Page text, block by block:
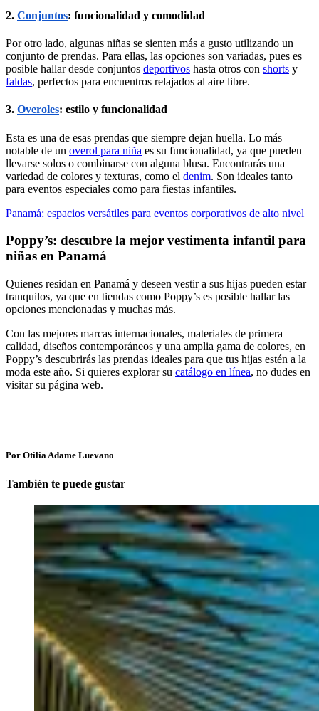
2. Conjuntos: funcionalidad y comodidad
Por otro lado, algunas niñas se sienten más a gusto utilizando un
conjunto de prendas. Para ellas, las opciones son variadas, pues es
posible hallar desde conjuntos deportivos hasta otros con shorts y
faldas, perfectos para encuentros relajados al aire libre.
3. Overoles: estilo y funcionalidad
Esta es una de esas prendas que siempre dejan huella. Lo más
notable de un overol para niña es su funcionalidad, ya que pueden
llevarse solos o combinarse con alguna blusa. Encontrarás una
variedad de colores y texturas, como el denim. Son ideales tanto
para eventos especiales como para fiestas infantiles.
Panamá: espacios versátiles para eventos corporativos de alto nivel
Poppy’s: descubre la mejor vestimenta infantil para
niñas en Panamá
Quienes residan en Panamá y deseen vestir a sus hijas pueden estar
tranquilos, ya que en tiendas como Poppy’s es posible hallar las
opciones mencionadas y muchas más.
Con las mejores marcas internacionales, materiales de primera
calidad, diseños contemporáneos y una amplia gama de colores, en
Poppy’s descubrirás las prendas ideales para que tus hijas estén a la
moda este año. Si quieres explorar su catálogo en línea, no dudes en
visitar su página web.
Por Otilia Adame Luevano
También te puede gustar